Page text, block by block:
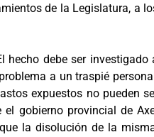
de la Legislatura, a
hecho debe ser investigado
a un traspié
expuestos no pueden
gobierno provincial de
la disolución de la